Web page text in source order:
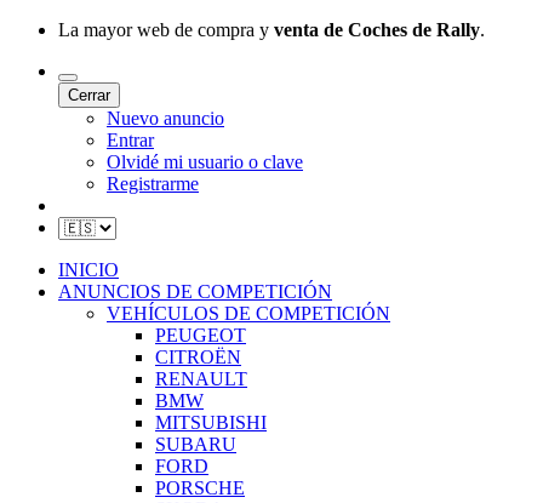
La mayor web de compra y venta de Coches de Rally.
Cerrar
Nuevo anuncio
Entrar
Olvidé mi usuario o clave
Registrarme
INICIO
ANUNCIOS DE COMPETICIÓN
VEHÍCULOS DE COMPETICIÓN
PEUGEOT
CITROËN
RENAULT
BMW
MITSUBISHI
SUBARU
FORD
PORSCHE